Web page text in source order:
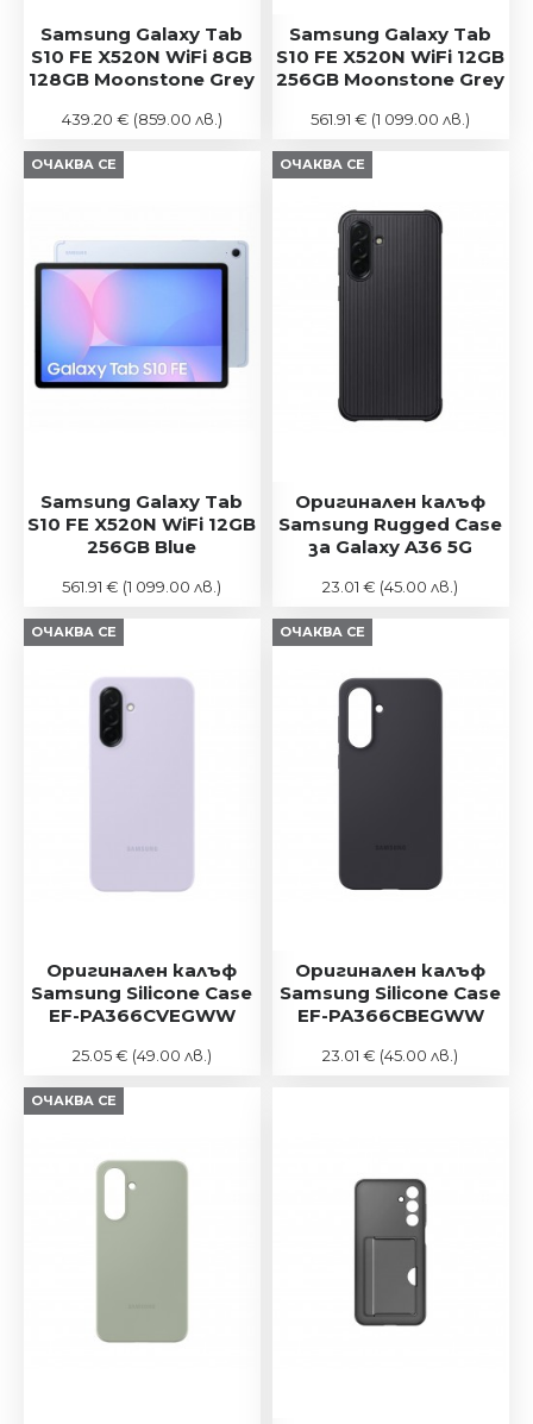
Samsung Galaxy Tab
S10 FE X520N WiFi 8GB
128GB Moonstone Grey
439.20 € (859.00 лв.)
Samsung Galaxy Tab
S10 FE X520N WiFi 12GB
256GB Moonstone Grey
561.91 € (1 099.00 лв.)
ОЧАКВА СЕ
Samsung Galaxy Tab
S10 FE X520N WiFi 12GB
256GB Blue
561.91 € (1 099.00 лв.)
ОЧАКВА СЕ
Оригинален калъф
Samsung Rugged Case
за Galaxy A36 5G
23.01 € (45.00 лв.)
ОЧАКВА СЕ
Оригинален калъф
Samsung Silicone Case
EF-PA366CVEGWW
25.05 € (49.00 лв.)
ОЧАКВА СЕ
Оригинален калъф
Samsung Silicone Case
EF-PA366CBEGWW
23.01 € (45.00 лв.)
ОЧАКВА СЕ